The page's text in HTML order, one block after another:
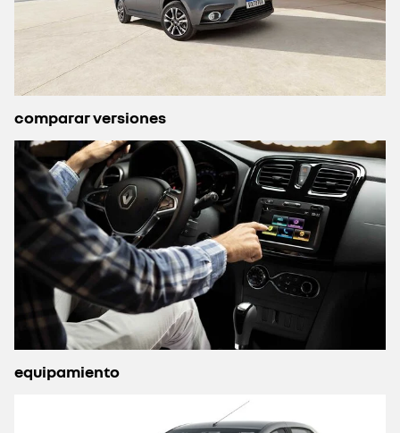
comparar versiones
equipamiento